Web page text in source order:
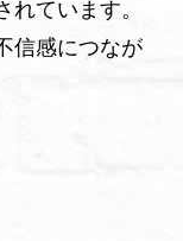
ています。
信感につなが